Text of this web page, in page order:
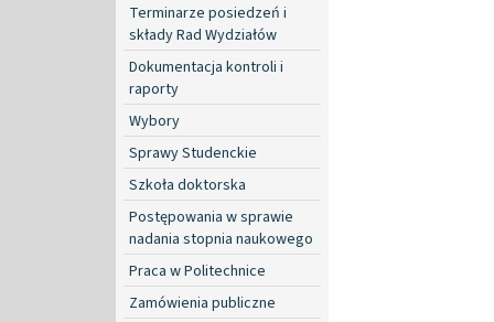
Terminarze posiedzeń i
składy Rad Wydziałów
Dokumentacja kontroli i
raporty
Wybory
Sprawy Studenckie
Szkoła doktorska
Postępowania w sprawie
nadania stopnia naukowego
Praca w Politechnice
Zamówienia publiczne